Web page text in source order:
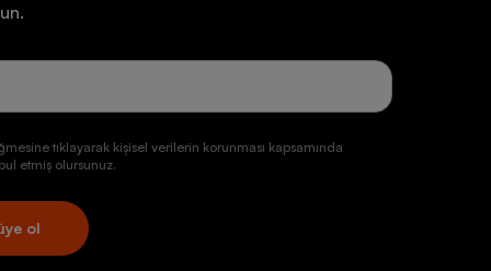
tıklayarak kişisel verilerin korunması kapsamında
etmiş olursunuz.
ol